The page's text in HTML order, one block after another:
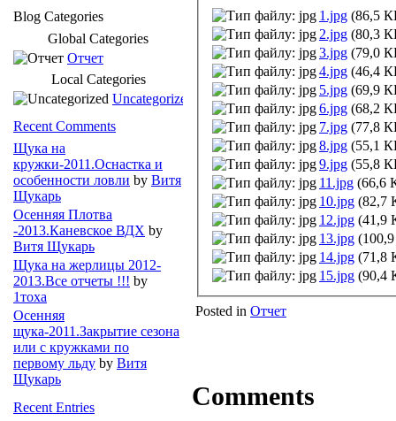
1.jpg (86,5
2.jpg (80,3
3.jpg (79,0
4.jpg (46,4
5.jpg (69,9
6.jpg (68,2
7.jpg (77,8
8.jpg (55,1
9.jpg (55,8
11.jpg (66,6
10.jpg (82,7
12.jpg (41,9
13.jpg
14.jpg (71,8
15.jpg (90,4
Posted in Отчет
Comments
Blog Categories
Global Categories
Отчет
Local Categories
Uncategorized
Recent Comments
Щука на
кружки-2011.Оснастка и
особенности ловли by Витя
Щукарь
Осенняя Плотва
-2013.Каневское ВДХ by
Витя Щукарь
Щука на жерлицы 2012-
2013.Все отчеты !!! by
1тоха
Осенняя
щука-2011.Закрытие сезона
или с кружками по
первому льду by Витя
Щукарь
Recent Entries